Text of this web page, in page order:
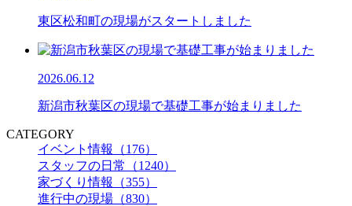
東区松和町の現場がスタートしました
2026.06.12
新潟市秋葉区の現場で基礎工事が始まりました
CATEGORY
イベント情報（176）
スタッフの日常（1240）
家づくり情報（355）
進行中の現場（830）